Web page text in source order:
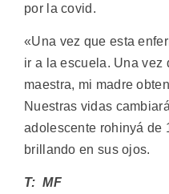
por la covid.
«Una vez que esta
ir a la escuela. Una vez
maestra, mi madre
Nuestras vidas
adolescente rohinyá de
brillando en sus ojos.
T: MF